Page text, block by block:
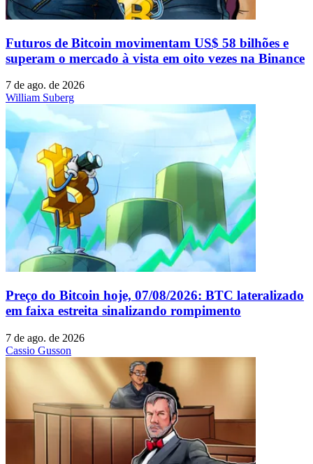
Futuros de Bitcoin movimentam US$ 58 bilhões e
superam o mercado à vista em oito vezes na Binance
7 de ago. de 2026
William Suberg
Preço do Bitcoin hoje, 07/08/2026: BTC lateralizado
em faixa estreita sinalizando rompimento
7 de ago. de 2026
Cassio Gusson